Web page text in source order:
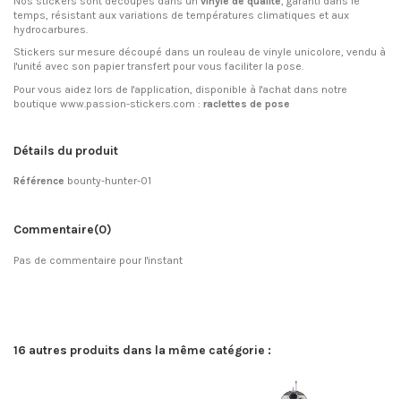
temps, résistant aux variations de températures climatiques et aux
hydrocarbures.
Stickers sur mesure découpé dans un rouleau de vinyle unicolore, vendu à
l'unité avec son papier transfert pour vous faciliter la pose.
Pour vous aidez lors de l'application, disponible à l'achat dans notre
boutique www.passion-stickers.com : raclettes de pose
Détails du produit
Référence bounty-hunter-01
Commentaire(0)
Pas de commentaire pour l'instant
16 autres produits dans la même catégorie :